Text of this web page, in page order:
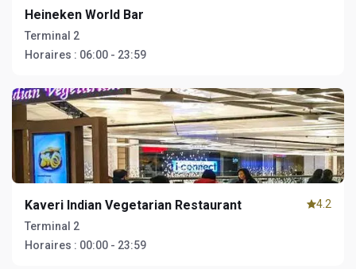
Heineken World Bar
Terminal 2
Horaires : 06:00 - 23:59
Kaveri Indian Vegetarian Restaurant
Terminal 2
Horaires : 00:00 - 23:59
4.2